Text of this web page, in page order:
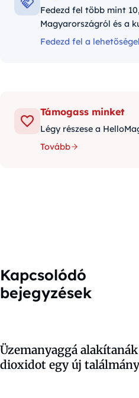
Fedezd fel több mint
Magyarországról és a
Fedezd fel a
Támogass minket
Légy részese a
Tovább
Kapcsolódó
bejegyzések
Üzemanyaggá
dioxidot egy új